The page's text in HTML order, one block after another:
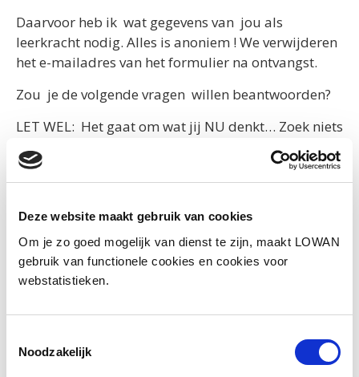
Deze website maakt gebruik van cookies
Om je zo goed mogelijk van dienst te zijn, maakt LOWAN
gebruik van functionele cookies en cookies voor
webstatistieken.
Noodzakelijk
Daarvoor heb ik wat gegevens van jou als
leerkracht nodig. Alles is anoniem ! We verwijderen
het e-mailadres van het formulier na ontvangst.
Zou je de volgende vragen willen beantwoorden?
LET WEL: Het gaat om wat jij NU denkt… Zoek niets
op. Na de cursus denk je ongetwijfeld iets anders….
Dank jullie wel,
Josée Coenen